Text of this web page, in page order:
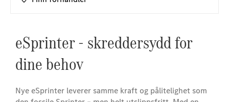
eSprinter - skreddersydd for
dine behov
Nye eSprinter leverer samme kraft og pålitelighet som